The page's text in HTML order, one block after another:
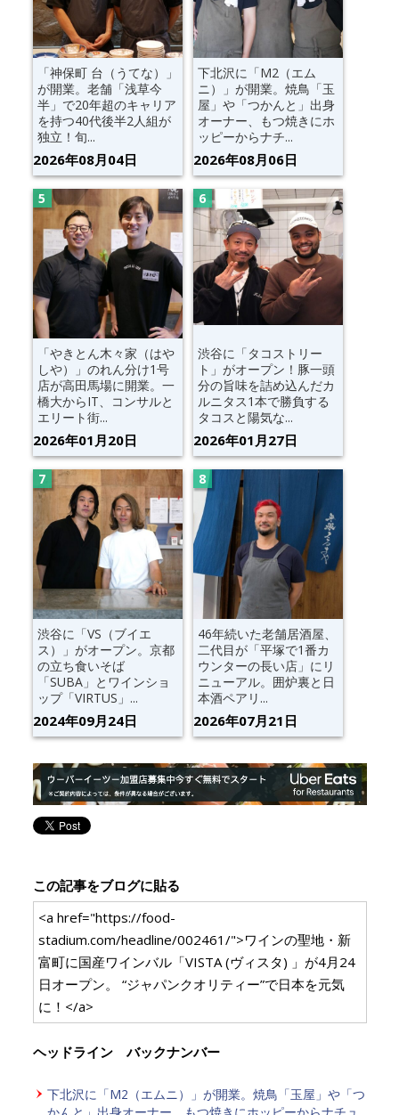
「神保町 台（うてな）」
が開業。老舗「浅草今
半」で20年超のキャリア
を持つ40代後半2人組が
独立！旬...
2026年08月04日
下北沢に「M2（エム
ニ）」が開業。焼鳥「玉
屋」や「つかんと」出身
オーナー、もつ焼きにホ
ッピーからナチ...
2026年08月06日
「やきとん木々家（はや
しや）」のれん分け1号
店が高田馬場に開業。一
橋大からIT、コンサルと
エリート街...
2026年01月20日
渋谷に「タコストリー
ト」がオープン！豚一頭
分の旨味を詰め込んだカ
ルニタス1本で勝負する
タコスと陽気な...
2026年01月27日
渋谷に「VS（ブイエ
ス）」がオープン。京都
の立ち食いそば
「SUBA」とワインショ
ップ「VIRTUS」...
2024年09月24日
46年続いた老舗居酒屋、
二代目が「平塚で1番カ
ウンターの長い店」にリ
ニューアル。囲炉裏と日
本酒ペアリ...
2026年07月21日
この記事をブログに貼る
<a href="https://food-
stadium.com/headline/002461/">ワインの聖地・新
富町に国産ワインバル「VISTA (ヴィスタ) 」が4月24
日オープン。 “ジャパンクオリティー”で日本を元気
に！</a>
ヘッドライン バックナンバー
下北沢に「M2（エムニ）」が開業。焼鳥「玉屋」や「つ
かんと」出身オーナー、もつ焼きにホッピーからナチュ